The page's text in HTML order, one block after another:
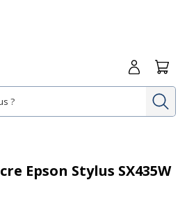
Me
Epson Stylus SX435W